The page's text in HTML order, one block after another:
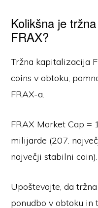
Kolikšna je
FRAX?
Tržna kapitalizacija
coins v obtoku,
FRAX-a.
FRAX Market Cap =
milijarde (207.
največji stabilni coin).
Upoštevajte, da
ponudbo v obtoku in